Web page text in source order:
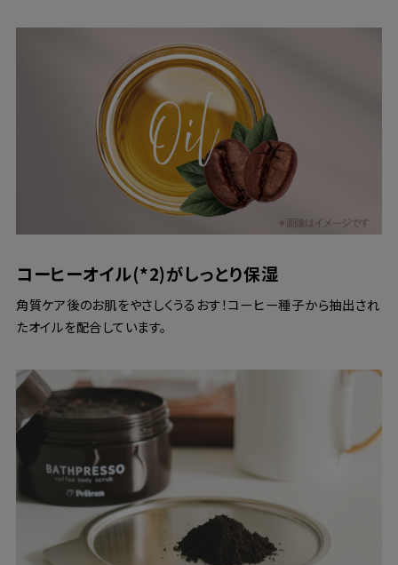
コーヒーオイル(*2)がしっとり保湿
角質ケア後のお肌をやさしくうるおす！コーヒー種子から抽出され
たオイルを配合しています。